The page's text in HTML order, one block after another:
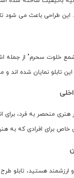
این طراحی باعث می شود
سحرم" از جمله
تابلو نمایان شده اند
هنری منحصر به فرد،
خاص برای افرادی که به
هستید، تابلو